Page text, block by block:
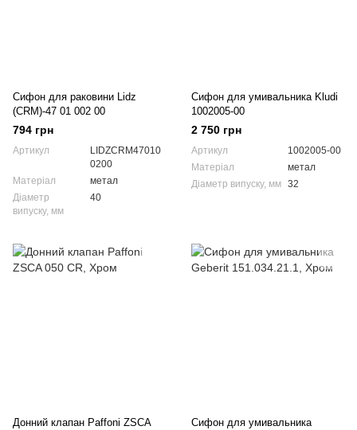
Сифон для раковини Lidz
(CRM)-47 01 002 00
794 грн
Артикул
LIDZCRM47010
0200
Матеріал
метал
Діаметр
випуску, мм
40
Сифон для умивальника Kludi
1002005-00
2 750 грн
Артикул
1002005-00
Матеріал
метал
Діаметр випуску, мм 32
Донний клапан Paffoni ZSCA
Сифон для умивальника